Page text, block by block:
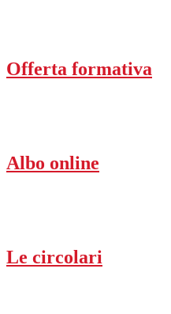
Offerta formativa
Albo online
Le circolari